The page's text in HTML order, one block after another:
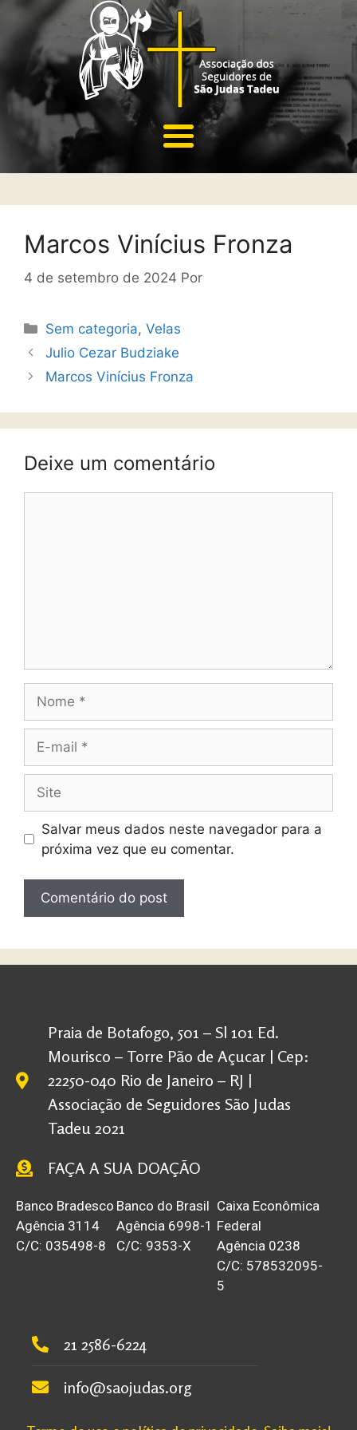
Marcos Vinícius Fronza
4 de setembro de 2024 Por
Sem categoria,Velas
Julio Cezar Budziake
Marcos Vinícius Fronza
Deixe um comentário
Salvar meus dados neste navegador para a
próxima vez que eu comentar.
Praia de Botafogo, 501 – Sl 101 Ed.
Mourisco – Torre Pão de Açucar | Cep:
22250-040 Rio de Janeiro – RJ |
Associação de Seguidores São Judas
Tadeu 2021
FAÇA A SUA DOAÇÃO
Banco Bradesco
Agência 3114
C/C: 035498-8
Banco do Brasil
Agência 6998-1
C/C: 9353-X
Caixa Econômica
Federal
Agência 0238
C/C: 578532095-
5
21 2586-6224
info@saojudas.org